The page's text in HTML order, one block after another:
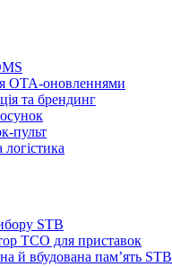
OTA-оновленнями
та брендинг
пульт
STB
TCO для приставок
й вбудована пам’ять STB